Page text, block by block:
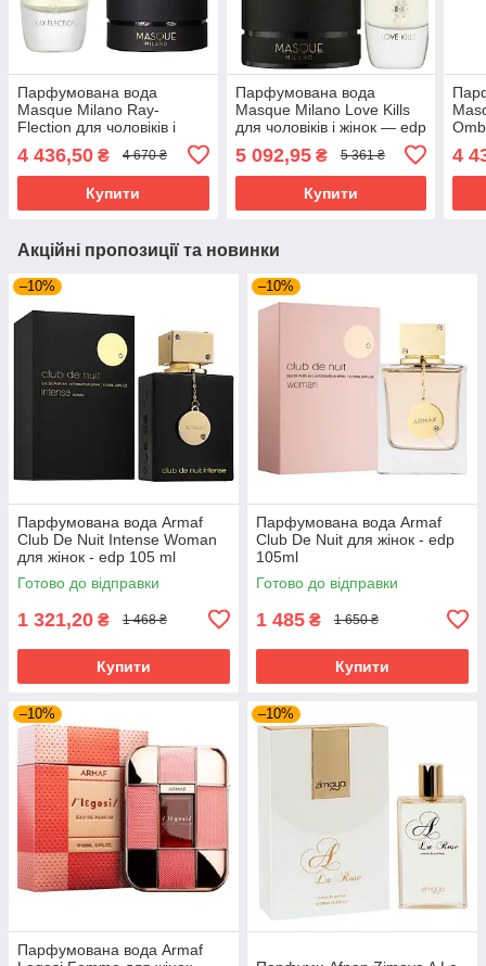
Парфумована вода
Masque Milano Ray-
Flection для чоловіків і
4 436,50 ₴ 4 670 ₴
Купити
Парфумована вода
Masque Milano Love Kills
для чоловіків і жінок — edp
5 092,95₴ 5 361 ₴
Купити
4
Акційні пропозиції та новинки
–10%
Парфумована вода Armaf
Club De Nuit Intense Woman
для жінок - edp 105 ml
Готово до відправки
1 321,20 ₴ 1 468 ₴
Купити
–10%
Парфумована вода Armaf
Club De Nuit для жінок - edp
105ml
Готово до відправки
1 485 ₴ 1 650 ₴
Купити
–10%
Парфумована вода Armaf
–10%